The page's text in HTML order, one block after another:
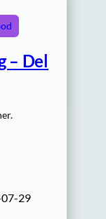
– Del
29